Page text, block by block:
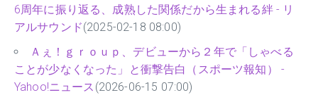
6周年に振り返る、成熟した関係だから生まれる絆 - リ
アルサウンド(2025-02-18 08:00)
Ａぇ！ｇｒｏｕｐ、デビューから２年で「しゃべる
ことが少なくなった」と衝撃告白（スポーツ報知） -
Yahoo!ニュース (2026-06-15 07:00)